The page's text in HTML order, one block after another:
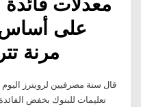
على أساس
مرنة
قال ستة مصرفيين لرويترز